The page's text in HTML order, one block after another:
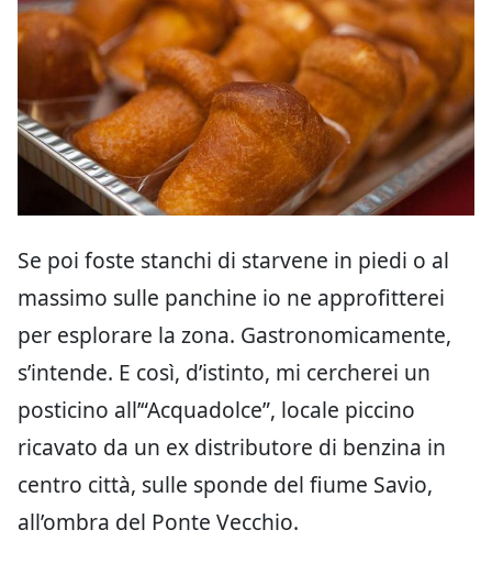
Se poi foste stanchi di starvene in piedi o al
massimo sulle panchine io ne approfitterei
per esplorare la zona. Gastronomicamente,
s’intende. E così, d’istinto, mi cercherei un
posticino all’“Acquadolce”, locale piccino
ricavato da un ex distributore di benzina in
centro città, sulle sponde del fiume Savio,
all’ombra del Ponte Vecchio.